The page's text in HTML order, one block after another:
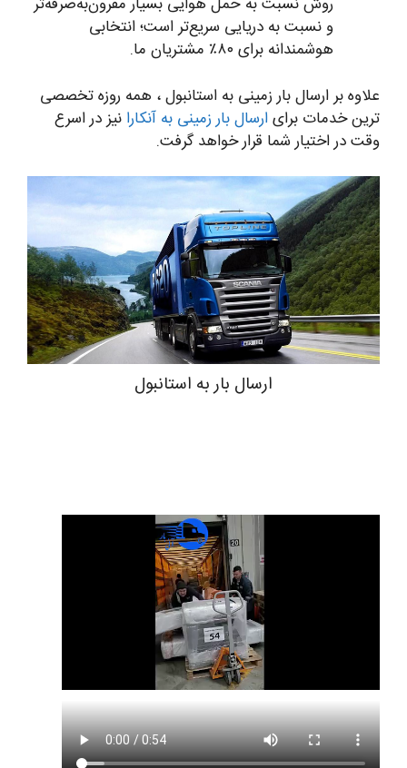
و نسبت به دریایی سریع‌تر است؛ انتخابی
هوشمندانه برای ۸۰٪ مشتریان ما.
علاوه بر ارسال بار زمینی به استانبول ، همه روزه تخصصی
ترین خدمات برایارسال بار زمینی به آنکارا نیز در اسرع
وقت در اختیار شما قرار خواهد گرفت.
ارسال بار به استانبول